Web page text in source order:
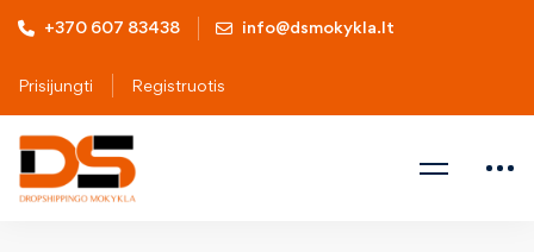
+370 607 83438 info@dsmokykla.lt
Prisijungti Registruotis